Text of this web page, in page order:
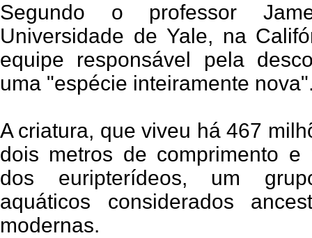
Segundo o professor
Universidade de Yale, na
equipe responsável pela
uma "espécie inteiramente
A criatura, que viveu há 467
dois metros de comprimento e
dos euripterídeos, um
aquáticos considerados
modernas.